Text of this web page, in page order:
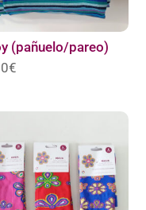
(pañuelo/pareo)
€